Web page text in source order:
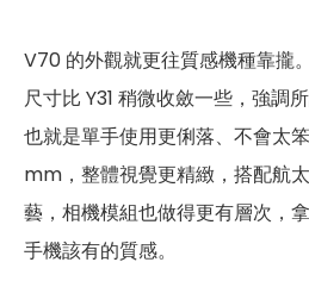
V70 的外觀就更往質感機種靠攏
尺寸比 Y31 稍微收斂一些，強調
也就是單手使用更俐落、不會太
mm，整體視覺更精緻，搭配航
藝，相機模組也做得更有層次，
手機該有的質感。